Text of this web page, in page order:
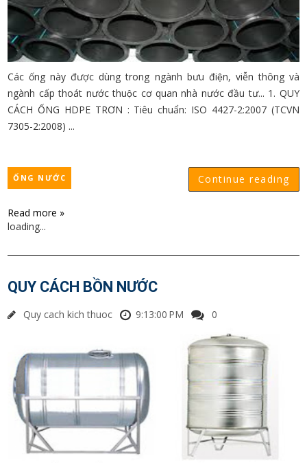
Các ống này được dùng trong ngành bưu điện, viễn thông và
ngành cấp thoát nước thuộc cơ quan nhà nước đầu tư... 1. QUY
CÁCH ỐNG HDPE TRƠN : Tiêu chuẩn: ISO 4427-2:2007 (TCVN
7305-2:2008) ...
Continue reading
ỐNG NƯỚC
Read more »
loading...
QUY CÁCH BỒN NƯỚC
Quy cach kich thuoc 9:13:00 PM 0